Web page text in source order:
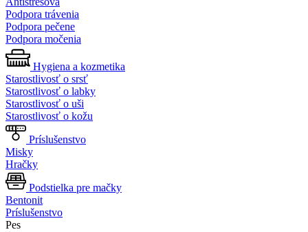
Podpora trávenia
Podpora pečene
Podpora močenia
Hygiena a kozmetika
Starostlivosť o srsť
Starostlivosť o labky
Starostlivosť o uši
Starostlivosť o kožu
Príslušenstvo
Misky
Hračky
Podstielka pre mačky
Bentonit
Príslušenstvo
Pes